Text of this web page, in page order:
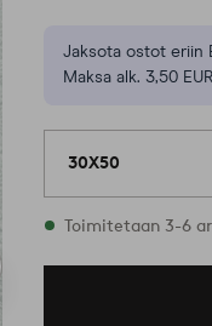
Jaksota ostot eriin
Maksa alk. 3,50
30X50
Varastossa
Toimitetaan 3-6